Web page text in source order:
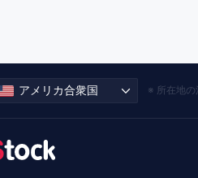
アメリカ合衆国 ※ 所在地